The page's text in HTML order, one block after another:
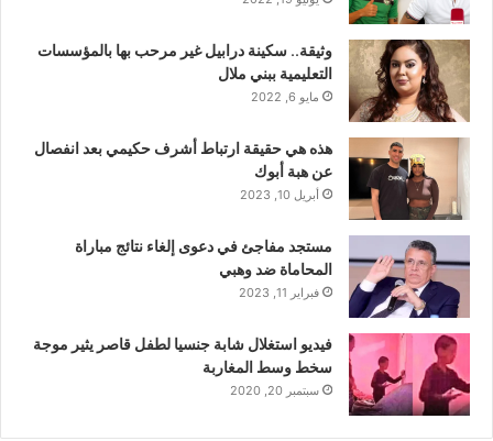
وثيقة.. سكينة درابيل غير مرحب بها بالمؤسسات
التعليمية ببني ملال
مايو 6, 2022
هذه هي حقيقة ارتباط أشرف حكيمي بعد انفصال
عن هبة أبوك
أبريل 10, 2023
مستجد مفاجئ في دعوى إلغاء نتائج مباراة
المحاماة ضد وهبي
فبراير 11, 2023
فيديو استغلال شابة جنسيا لطفل قاصر يثير موجة
سخط وسط المغاربة
سبتمبر 20, 2020